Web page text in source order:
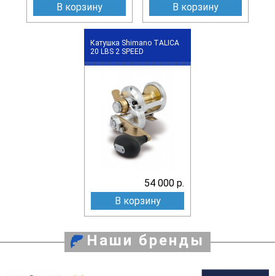
В корзину
В корзину
Катушка Shimano TALICA
20 LBS 2 SPEED
54 000 р.
В корзину
Наши бренды